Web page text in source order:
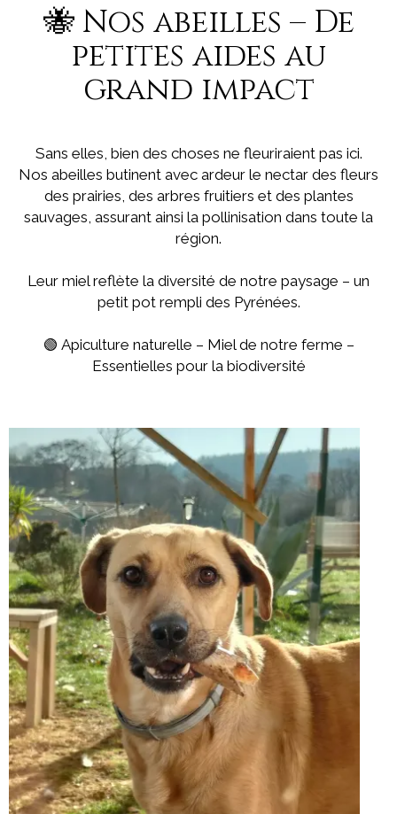
🐝 Nos abeilles – De
petites aides au
grand impact
Sans elles, bien des choses ne fleuriraient pas ici.
Nos abeilles butinent avec ardeur le nectar des fleurs
des prairies, des arbres fruitiers et des plantes
sauvages, assurant ainsi la pollinisation dans toute la
région.
Leur miel reflète la diversité de notre paysage – un
petit pot rempli des Pyrénées.
🟢 Apiculture naturelle – Miel de notre ferme –
Essentielles pour la biodiversité